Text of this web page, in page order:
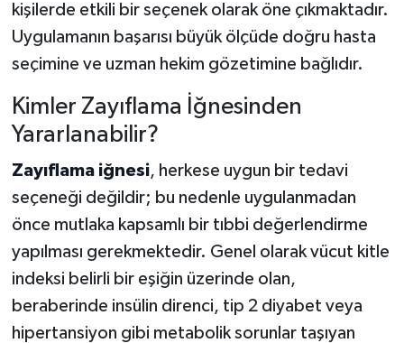
kişilerde etkili bir seçenek olarak öne çıkmaktadır.
Uygulamanın başarısı büyük ölçüde doğru hasta
seçimine ve uzman hekim gözetimine bağlıdır.
Kimler Zayıflama İğnesinden
Yararlanabilir?
Zayıflama iğnesi, herkese uygun bir tedavi
seçeneği değildir; bu nedenle uygulanmadan
önce mutlaka kapsamlı bir tıbbi değerlendirme
yapılması gerekmektedir. Genel olarak vücut kitle
indeksi belirli bir eşiğin üzerinde olan,
beraberinde insülin direnci, tip 2 diyabet veya
hipertansiyon gibi metabolik sorunlar taşıyan
İletişim
Künye